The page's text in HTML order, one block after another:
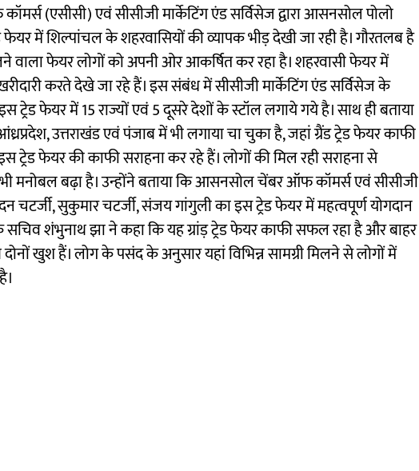
(एसीसी) एवं सीसीजी मार्केटिंग एंड सर्विसेज द्वारा आसनसोल पोलो
फेयर में शिल्पांचल के शहरवासियों की व्यापक भीड़ देखी जा रही है। गौरतलब है
वाला फेयर लोगों को अपनी ओर आकर्षित कर रहा है। शहरवासी फेयर में
करते देखे जा रहे हैं। इस संबंध में सीसीजी मार्केटिंग एंड सर्विसेज के
फेयर में 15 राज्यों एवं 5 दूसरे देशों के स्टॉल लगाये गये है। साथ ही बताया
उत्तराखंड एवं पंजाब में भी लगाया चा चुका है, जहां ग्रैंड ट्रेड फेयर काफी
फेयर की काफी सराहना कर रहे हैं। लोगों की मिल रही सराहना से
भी मनोबल बढ़ा है। उन्होंने बताया कि आसनसोल चेंबर ऑफ कॉमर्स एवं सीसीजी
चटर्जी, सुकुमार चटर्जी, संजय गांगुली का इस ट्रेड फेयर में महत्वपूर्ण योगदान
शंभुनाथ झा ने कहा कि यह ग्रांड़ ट्रेड फेयर काफी सफल रहा है और बाहर
खुश हैं। लोग के पसंद के अनुसार यहां विभिन्न सामग्री मिलने से लोगों में